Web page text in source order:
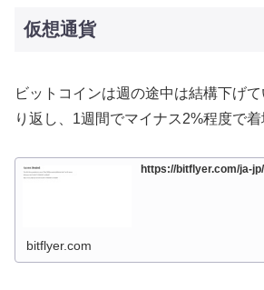
仮想通貨
ビットコインは週の途中は結構下げ
り返し、1週間でマイナス2%程度で着
https://bitflyer.com/ja-
bitflyer.com